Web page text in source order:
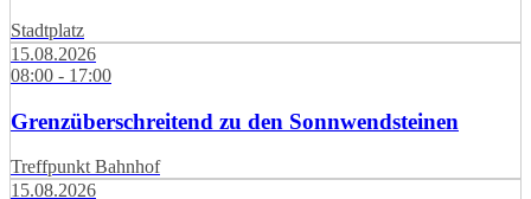
Stadtplatz
15.08.2026
08:00 - 17:00
Grenzüberschreitend zu den Sonnwendsteinen
Treffpunkt Bahnhof
15.08.2026